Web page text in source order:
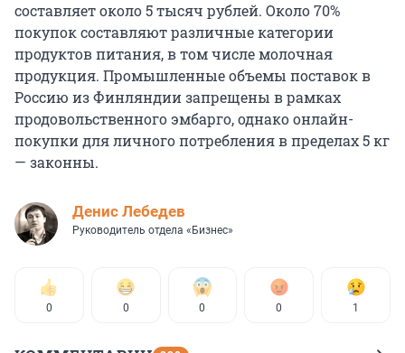
составляет около 5 тысяч рублей. Около 70%
покупок составляют различные категории
продуктов питания, в том числе молочная
продукция. Промышленные объемы поставок в
Россию из Финляндии запрещены в рамках
продовольственного эмбарго, однако онлайн-
покупки для личного потребления в пределах 5 кг
— законны.
Денис Лебедев
Руководитель отдела «Бизнес»
0 0 0 0 1